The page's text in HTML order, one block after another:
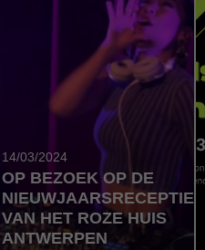
14/03/2024
OP BEZOEK OP DE
NIEUWJAARSRECEPTIE
VAN HET ROZE HUIS
ANTWERPEN